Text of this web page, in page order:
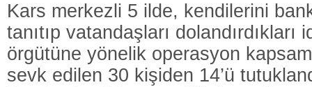
Kars merkezli 5 ilde, kendilerini
tanıtıp vatandaşları dolandırdıkları
örgütüne yönelik operasyon
sevk edilen 30 kişiden 14’ü